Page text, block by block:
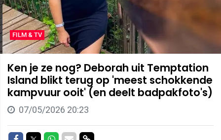
FILM & TV
Ken je ze nog? Deborah uit Temptation
Island blikt terug op 'meest schokkende
kampvuur ooit' (en deelt badpakfoto's)
07/05/2026 20:23